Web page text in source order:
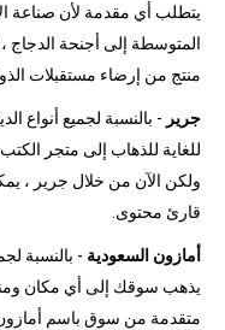
يتطلب أي مقدمة لأن صناعة
المتوسطة إلى أجنحة الدجاج ،
منتج من إرضاء مستقبلات
جرير - بالنسبة لجميع أنواع
للغاية للذهاب إلى متجر
ولكن الآن من خلال جرير ،
قارئ محتوى.
أمازون السعودية - بالنسبة
يذهب سوقك إلى أي مكان
متقدمة من سوق باسم